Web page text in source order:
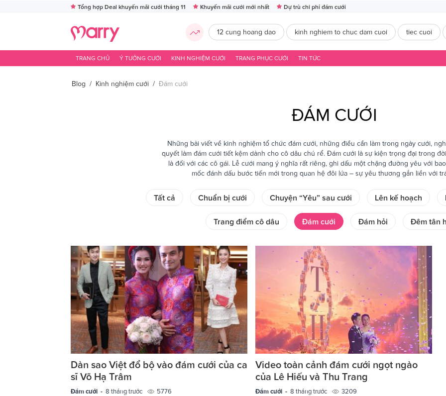
Tổng hợp Deal khuyến mãi cưới tháng 11 Khuyến mãi cưới mới nhất Dự trù chi phí đám cưới
12 cung hoang dao kinh nghiem to chuc dam cuoi tiec cuoi
TRANG CHỦ Ý TƯỞNG CƯỚI KINH NGHIỆM CƯỚI TRANG PHỤC CƯỚI TIN TỨC
Blog / Kinh nghiệm cưới / Đám cưới
ĐÁM CƯỚI
Những bài viết về kinh nghiệm tổ chức đám cưới, những điều cần làm trong ngày cưới,
quyết làm đám cưới tiết kệm dành cho cô dâu chú rể. Đám cưới là sự kiện trọng đại trong
là đối với các cô gái. Lễ cưới mang ý nghĩa rất riêng, ghi dấu một chặng đường yêu với
mốc đánh dấu bước tiến mới trong quan hệ đôi lứa – sự yêu thương gắn liền với
Tất cả Chuẩn bị cưới Chuyện “Yêu” sau cưới Lên kế hoạch
Trang điểm cô dâu Đám cưới Đám hỏi Đêm tân
Dàn sao Việt đổ bộ vào đám cưới của ca
sĩ Võ Hạ Trâm
Đám cưới - 8 tháng trước 5776
Video toàn cảnh đám cưới ngọt ngào
của Lê Hiếu và Thu Trang
Đám cưới - 8 tháng trước 3209